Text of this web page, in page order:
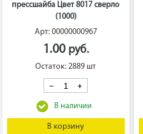
прессшайба Цвет 8017 сверло
(1000)
Арт: 00000000967
1.00
Остаток: 2889 шт
В корзину